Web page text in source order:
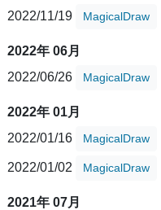
2022/11/19
MagicalDraw
2022年 06月
2022/06/26
MagicalDraw
2022年 01月
2022/01/16
MagicalDraw
2022/01/02 MagicalDraw
2021年 07月